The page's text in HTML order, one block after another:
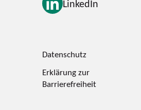
LinkedIn
Datenschutz
Erklärung zur
Barrierefreiheit